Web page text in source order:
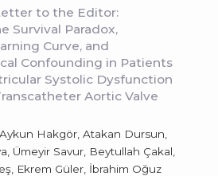
to the Editor:
Survival Paradox,
Curve, and
Confounding in Patients
Systolic Dysfunction
Aortic Valve
, Aykun Hakgör, Atakan Dursun,
Ümeyir Savur, Beytullah Çakal,
Ekrem Güler, İbrahim Oğuz